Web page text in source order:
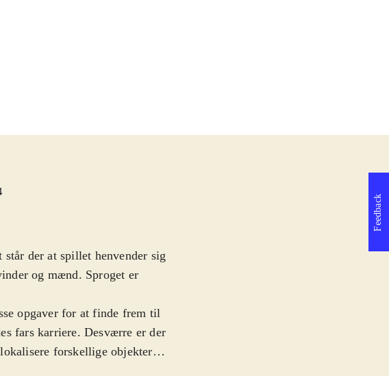
der at spillet henvender sig
og mænd. Sproget er
opgaver for at finde frem til
fars karriere. Desværre er der
forskellige objekter
Feedback